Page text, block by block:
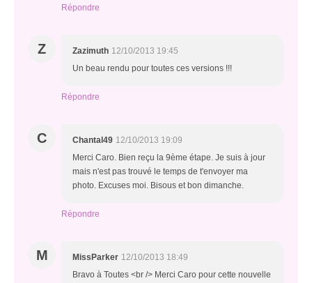
Répondre
Z Zazimuth 12/10/2013 19:45
Un beau rendu pour toutes ces versions !!!
Répondre
C Chantal49 12/10/2013 19:09
Merci Caro. Bien reçu la 9ème étape. Je suis à jour
mais n'est pas trouvé le temps de t'envoyer ma
photo. Excuses moi. Bisous et bon dimanche.
Répondre
M MissParker 12/10/2013 18:49
Bravo à Toutes <br /> Merci Caro pour cette nouvelle